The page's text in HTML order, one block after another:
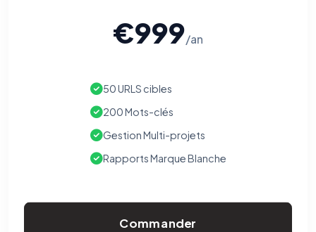
€999/an
50 URLS cibles
200 Mots-clés
Gestion Multi-projets
Rapports Marque Blanche
Commander